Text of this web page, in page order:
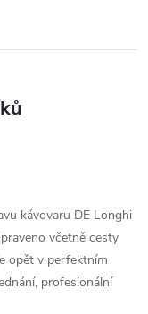
kávovaru DE Longhi
včetně cesty
opět v perfektním
profesionální